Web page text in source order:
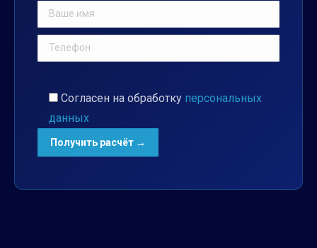
Согласен на обработку персональных
данных